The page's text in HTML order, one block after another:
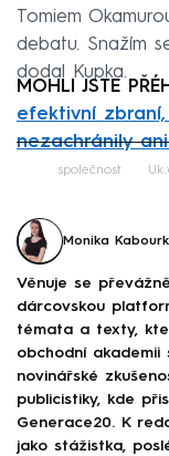
Tomiem
debatu. Snažím
dodal Kupka.
MOHLI JSTE
efektivní
nezachránily
společnost
Monika
Věnuje se
dárcovskou
témata a texty,
obchodní akademii
novinářské
publicistiky, kde
Generace20. K
jako stážistka,